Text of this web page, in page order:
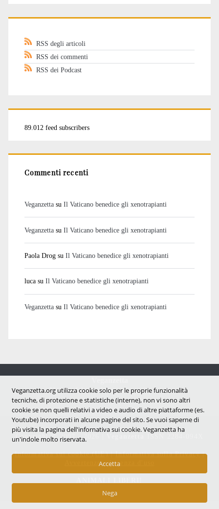
RSS degli articoli
RSS dei commenti
RSS dei Podcast
89.012 feed subscribers
Commenti recenti
Veganzettasu Il Vaticano benedice gli xenotrapianti
Veganzettasu Il Vaticano benedice gli xenotrapianti
Paola Drogsu Il Vaticano benedice gli xenotrapianti
lucasu Il Vaticano benedice gli xenotrapianti
Veganzettasu Il Vaticano benedice gli xenotrapianti
Notizie dal mondo vegan e antispecista
Copyright © 2007 - 2026 |
Informativa sui cookie (UE)|Informativa sulla Privacy|
Avvertenze e Licenza d'uso
Veganzetta.org utilizza cookie solo per le proprie funzionalità
tecniche, di protezione e statistiche (interne), non vi sono altri
cookie se non quelli relativi a video e audio di altre piattaforme (es.
Youtube) incorporati in alcune pagine del sito. Se vuoi saperne di
più visita la pagina dell'infornativa sui cookie. Veganzetta ha
un'indole molto riservata.
Accetta
Nega